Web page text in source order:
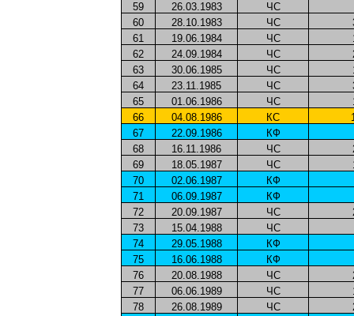
59
26.03.1983
ЧС
60
28.10.1983 ЧС
61
19.06.1984 ЧС
62
24.09.1984 ЧС
63
30.06.1985 ЧС
64
23.11.1985 ЧС
65
01.06.1986 ЧС
66
04.08.1986 КС
67
22.09.1986
КФ
68
16.11.1986 ЧС
69
18.05.1987 ЧС
70
02.06.1987
КФ
71
06.09.1987
КФ
72
20.09.1987 ЧС
73
15.04.1988
ЧС
74
29.05.1988
КФ
75
16.06.1988
КФ
76
20.08.1988 ЧС
77
06.06.1989 ЧС
78
26.08.1989 ЧС